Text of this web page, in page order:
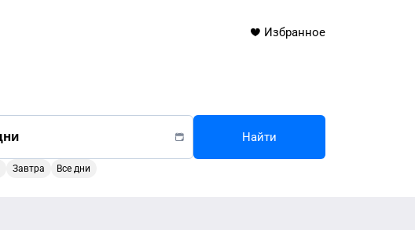
Избранное
Завтра Все дни
Найти